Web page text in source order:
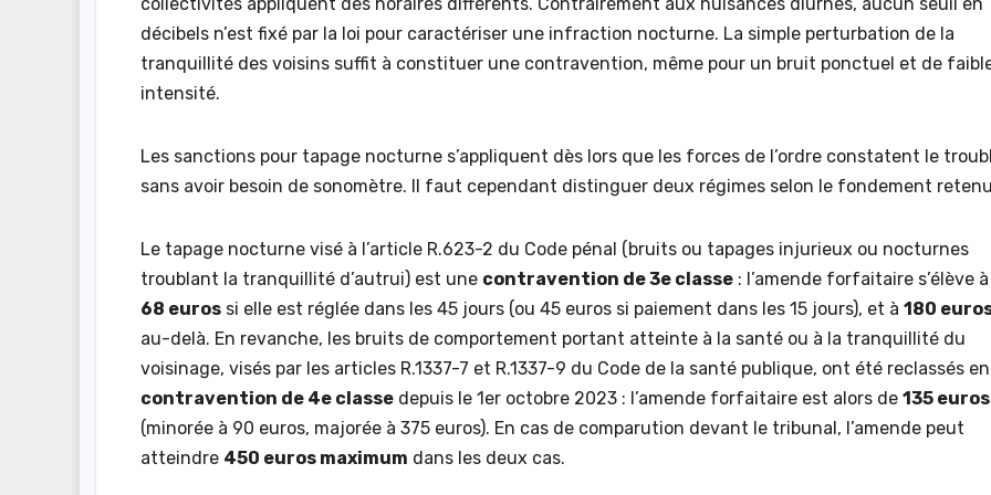
décibels n’est fixé par la loi pour caractériser une infraction nocturne. La simple perturbation de la
tranquillité des voisins suffit à constituer une contravention, même pour un bruit ponctuel et de
intensité.
Les sanctions pour tapage nocturne s’appliquent dès lors que les forces de l’ordre constatent le
sans avoir besoin de sonomètre. Il faut cependant distinguer deux régimes selon le fondement
Le tapage nocturne visé à l’article R.623-2 du Code pénal (bruits ou tapages injurieux ou nocturnes
troublant la tranquillité d’autrui) est une contravention de 3e classe : l’amende forfaitaire s’élève à
68 euros si elle est réglée dans les 45 jours (ou 45 euros si paiement dans les 15 jours), et à 180
au-delà. En revanche, les bruits de comportement portant atteinte à la santé ou à la tranquillité du
voisinage, visés par les articles R.1337-7 et R.1337-9 du Code de la santé publique, ont été reclassés en
contravention de 4e classe depuis le 1er octobre 2023 : l’amende forfaitaire est alors de 135 euros
(minorée à 90 euros, majorée à 375 euros). En cas de comparution devant le tribunal, l’amende peut
atteindre 450 euros maximum dans les deux cas.